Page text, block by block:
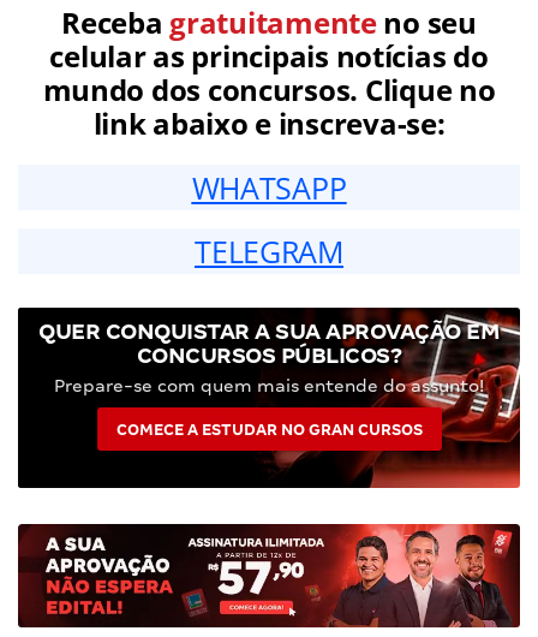
Receba gratuitamenteno seu
celular as principais notícias do
mundo dos concursos. Clique no
link abaixo e inscreva-se:
WHATSAPP
TELEGRAM
QUER CONQUISTAR A SUA APROVAÇÃO EM
CONCURSOS PÚBLICOS?
Prepare-se com quem mais entende do assunto!
COMECE A ESTUDAR NO GRAN CURSOS